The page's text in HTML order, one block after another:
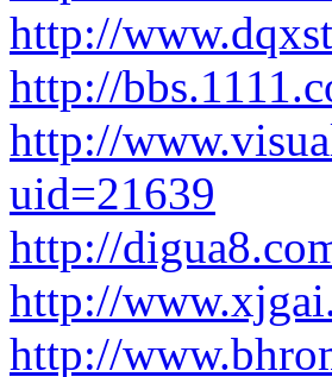
http://
http://
http://
uid=21639
http://
http://
http://